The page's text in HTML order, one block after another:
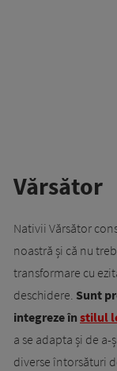
Vărsător
Nativii Vărsător
noastră și că nu
transformare cu
deschidere. Sunt
integreze în stilul
a se adapta și de
diverse întorsături